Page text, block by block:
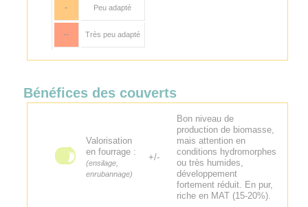
- Peu adapté
-- Très peu adapté
Bénéfices des couverts
Valorisation
en fourrage :
(ensilage,
enrubannage)
+/-
Bon niveau de
production de biomasse,
mais attention en
conditions hydromorphes
ou très humides,
développement
fortement réduit. En pur,
riche en MAT (15-20%).